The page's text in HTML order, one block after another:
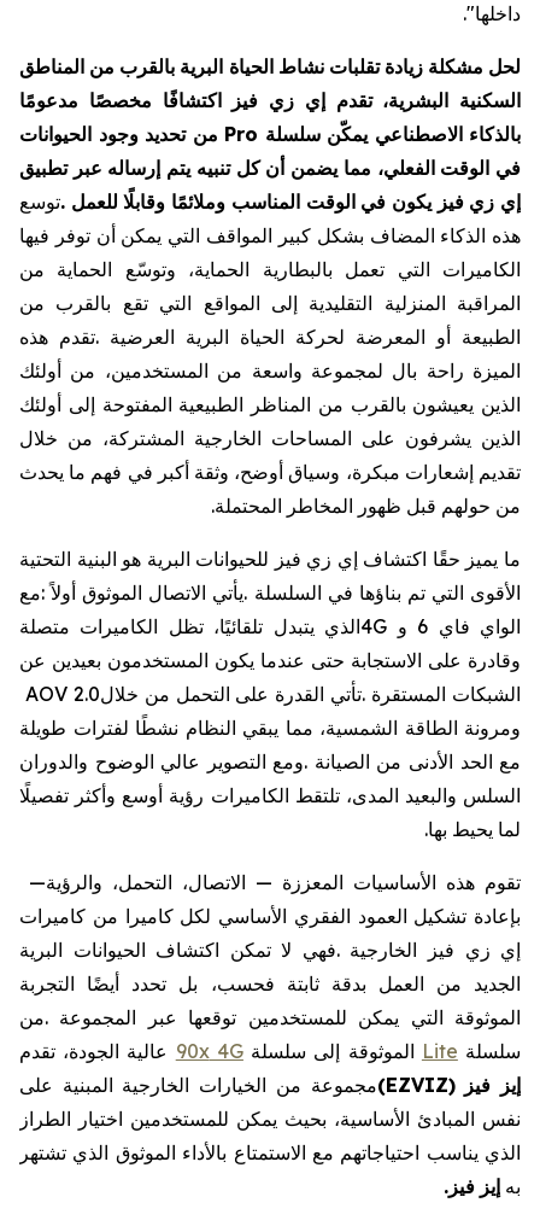
داخلها."
لحل مشكلة زيادة تقلبات نشاط الحياة البرية بالقرب من المناطق
السكنية البشرية، تقدم إي زي فيز اكتشافًا مخصصًا مدعومًا
بالذكاء الاصطناعي يمكّن سلسلة Pro من تحديد وجود الحيوانات
في الوقت الفعلي، مما يضمن أن كل تنبيه يتم إرساله عبر تطبيق
إي زي فيز يكون في الوقت المناسب وملائمًا وقابلًا للعمل .توسع
هذه الذكاء المضاف بشكل كبير المواقف التي يمكن أن توفر فيها
الكاميرات التي تعمل بالبطارية الحماية، وتوسّع الحماية من
المراقبة المنزلية التقليدية إلى المواقع التي تقع بالقرب من
الطبيعة أو المعرضة لحركة الحياة البرية العرضية .تقدم هذه
الميزة راحة بال لمجموعة واسعة من المستخدمين، من أولئك
الذين يعيشون بالقرب من المناظر الطبيعية المفتوحة إلى أولئك
الذين يشرفون على المساحات الخارجية المشتركة، من خلال
تقديم إشعارات مبكرة، وسياق أوضح، وثقة أكبر في فهم ما يحدث
من حولهم قبل ظهور المخاطر المحتملة.
ما يميز حقًا اكتشاف إي زي فيز للحيوانات البرية هو البنية التحتية
الأقوى التي تم بناؤها في السلسلة .يأتي الاتصال الموثوق أولاً:مع
الواي فاي 6 و 4Gالذي يتبدل تلقائيًا، تظل الكاميرات متصلة
وقادرة على الاستجابة حتى عندما يكون المستخدمون بعيدين عن
الشبكات المستقرة .تأتي القدرة على التحمل من خلالAOV 2.0
ومرونة الطاقة الشمسية، مما يبقي النظام نشطًا لفترات طويلة
مع الحد الأدنى من الصيانة .ومع التصوير عالي الوضوح والدوران
السلس والبعيد المدى، تلتقط الكاميرات رؤية أوسع وأكثر تفصيلًا
لما يحيط بها.
تقوم هذه الأساسيات المعززة — الاتصال، التحمل، والرؤية—
بإعادة تشكيل العمود الفقري الأساسي لكل كاميرا من كاميرات
إي زي فيز الخارجية .فهي لا تمكن اكتشاف الحيوانات البرية
الجديد من العمل بدقة ثابتة فحسب، بل تحدد أيضًا التجربة
الموثوقة التي يمكن للمستخدمين توقعها عبر المجموعة .من
سلسلة Lite الموثوقة إلى سلسلة 90x4G عالية الجودة، تقدم
إيز فيز (EZVIZ) مجموعة من الخيارات الخارجية المبنية على
نفس المبادئ الأساسية، بحيث يمكن للمستخدمين اختيار الطراز
الذي يناسب احتياجاتهم مع الاستمتاع بالأداء الموثوق الذي تشتهر
به إيز فيز .